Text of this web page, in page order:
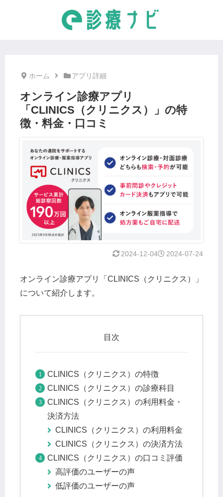
ホーム アプリ詳細
オンライン診療アプリ
「CLINICS（クリニクス）」の特
徴・料金・口コミ
2024-07-24
2024-12-04
オンライン診療アプリ「CLINICS（クリニクス）」
について紹介します。
目次
CLINICS（クリニクス）の特徴
CLINICS（クリニクス）の診療科目
CLINICS（クリニクス）の利用料金・
決済方法
CLINICS（クリニクス）の利用料金
CLINICS（クリニクス）の決済方法
CLINICS（クリニクス）の口コミ評価
高評価のユーザーの声
低評価のユーザーの声